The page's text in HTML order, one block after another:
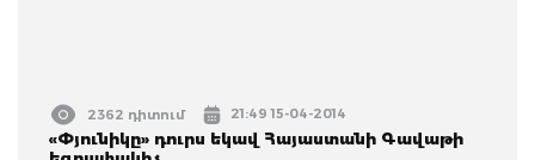
2362 դիտում 21:49 15-04-2014
«Փյունիկը» դուրս եկավ Հայաստանի Գավաթի